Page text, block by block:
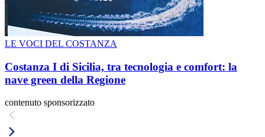
LE VOCI DEL COSTANZA
Costanza I di Sicilia, tra tecnologia e comfort: la
nave green della Regione
contenuto sponsorizzato